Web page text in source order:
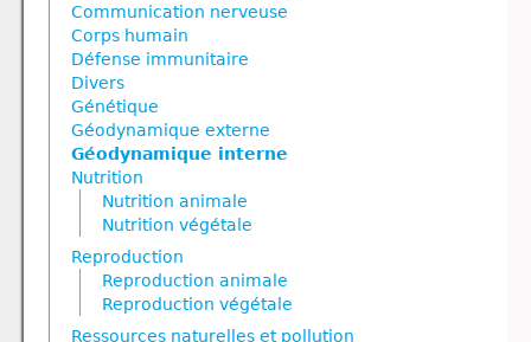
Communication nerveuse
Corps humain
Défense immunitaire
Divers
Génétique
Géodynamique externe
Géodynamique interne
Nutrition
Nutrition animale
Nutrition végétale
Reproduction
Reproduction animale
Reproduction végétale
Ressources naturelles et pollution